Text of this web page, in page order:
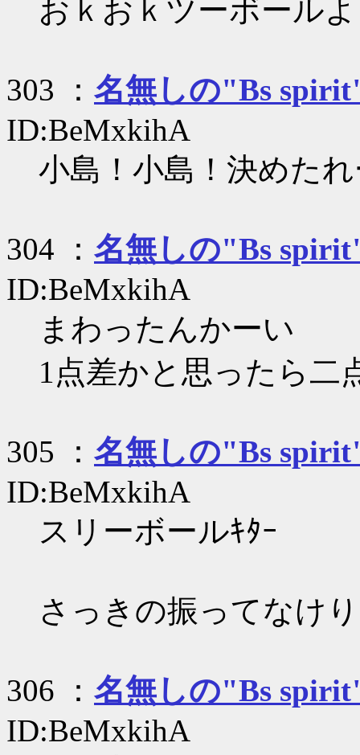
おｋおｋツーボールよ
303 ： 名無しの"Bs
ID:BeMxkihA
小島！小島！決めた
304 ： 名無しの"Bs
ID:BeMxkihA
まわったんかーい
1点差かと思ったら二
305 ： 名無しの"Bs
ID:BeMxkihA
スリーボールｷﾀｰ
さっきの振ってなけ
306 ： 名無しの"Bs
ID:BeMxkihA